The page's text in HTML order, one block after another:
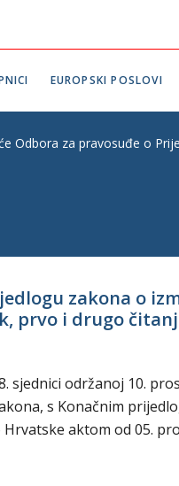
EUROPSKI POSLOVI
Odbora za pravosuđe o
zakona o
i drugo
sjednici održanoj 10.
s Konačnim
aktom od 05.